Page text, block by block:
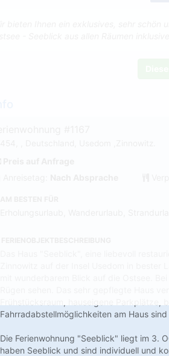
Fahrradabstellmöglichkeiten am Haus
Die Ferienwohnung "Seeblick" liegt im 3.
haben Seeblick und sind individuell und